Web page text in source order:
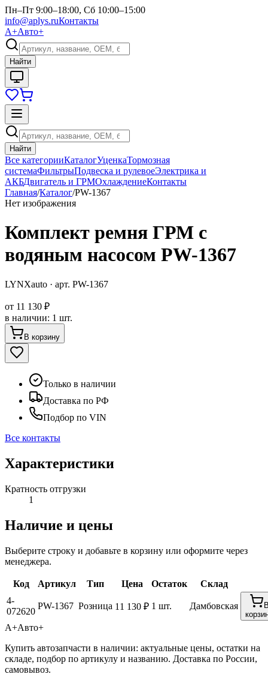
Пн–Пт 9:00–18:00, Сб 10:00–15:00
info@aplys.ruКонтакты
А+Авто+
Найти
Найти
Все категорииКаталогУценкаТормозная
системаФильтрыПодвеска и рулевоеЭлектрика и
АКБДвигатель и ГРМОхлаждениеКонтакты
Главная/Каталог/PW-1367
Нет изображения
Комплект ремня ГРМ с
водяным насосом PW-1367
LYNXauto · арт. PW-1367
от 11 130 ₽
в наличии: 1 шт.
В корзину
Только в наличии
Доставка по РФ
Подбор по VIN
Все контакты
Характеристики
Кратность отгрузки
1
Наличие и цены
Выберите строку и добавьте в корзину или оформите через
менеджера.
Код Артикул Тип Цена Остаток
Склад
4-
072620
PW-1367 Розница 11 130 ₽ 1 шт. Дамбовская
А+Авто+
Купить автозапчасти в наличии: актуальные цены, остатки на
складе, подбор по артикулу и названию. Доставка по России,
самовывоз.